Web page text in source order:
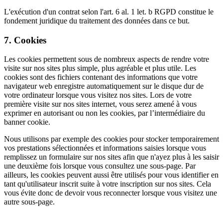
L'exécution d'un contrat selon l'art. 6 al. 1 let. b RGPD constitue le
fondement juridique du traitement des données dans ce but.
7. Cookies
Les cookies permettent sous de nombreux aspects de rendre votre
visite sur nos sites plus simple, plus agréable et plus utile. Les
cookies sont des fichiers contenant des informations que votre
navigateur web enregistre automatiquement sur le disque dur de
votre ordinateur lorsque vous visitez nos sites. Lors de votre
première visite sur nos sites internet, vous serez amené à vous
exprimer en autorisant ou non les cookies, par l’intermédiaire du
banner cookie.
Nous utilisons par exemple des cookies pour stocker temporairement
vos prestations sélectionnées et informations saisies lorsque vous
remplissez un formulaire sur nos sites afin que n'ayez plus à les saisir
une deuxième fois lorsque vous consultez une sous-page. Par
ailleurs, les cookies peuvent aussi être utilisés pour vous identifier en
tant qu'utilisateur inscrit suite à votre inscription sur nos sites. Cela
vous évite donc de devoir vous reconnecter lorsque vous visitez une
autre sous-page.